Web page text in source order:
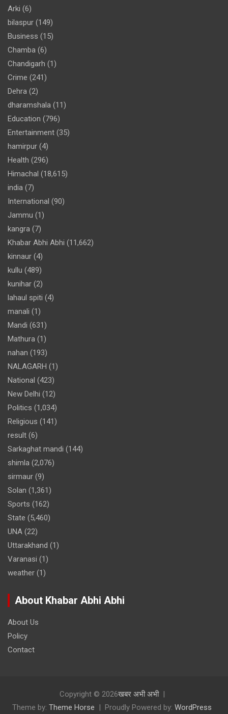
Arki (6)
bilaspur (149)
Business (15)
Chamba (6)
Chandigarh (1)
Crime (241)
Dehra (2)
dharamshala (11)
Education (796)
Entertainment (35)
hamirpur (4)
Health (296)
Himachal (18,615)
india (7)
International (90)
Jammu (1)
kangra (7)
Khabar Abhi Abhi (11,662)
kinnaur (4)
kullu (489)
kunihar (2)
lahaul spiti (4)
manali (1)
Mandi (631)
Mathura (1)
nahan (193)
NALAGARH (1)
National (423)
New Delhi (12)
Politics (1,034)
Religious (141)
result (6)
Sarkaghat mandi (144)
shimla (2,076)
sirmaur (9)
Solan (1,361)
Sports (162)
State (5,460)
UNA (22)
Uttarakhand (1)
Varanasi (1)
weather (1)
About Khabar Abhi Abhi
About Us
Policy
Contact
Copyright © 2026खबर अभी अभी
Theme by: Theme Horse Proudly Powered by: WordPress